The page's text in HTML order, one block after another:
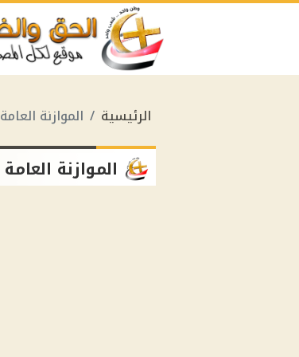
الرئيسية الموازنة العامة
الموازنة العامة